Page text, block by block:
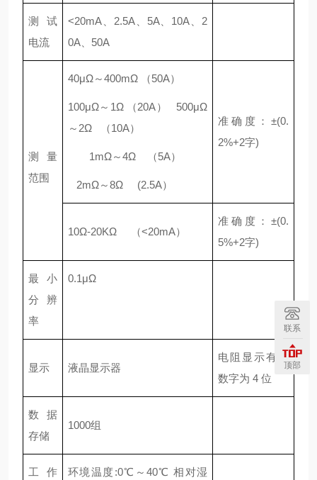
测试
电流
<20mA、2.5A、5A、10A、2
0A、50A
测量
范围
40μΩ～400mΩ （50A）
100μΩ～1Ω （20A） 500μΩ
～2Ω （10A）
1mΩ～4Ω （5A）
2mΩ～8Ω (2.5A）
准确度：±(0.
2%+2字)
10Ω-20KΩ （<20mA）
准确度：±(0.
5%+2字)
最小
分辨
率
0.1μΩ
显示 液晶显示器
电阻显示有效
数字为 4 位
数据
存储
1000组
工作
环境温度:0℃～40℃ 相对湿
联系
顶部